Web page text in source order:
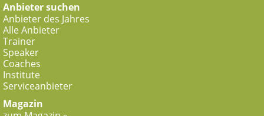
Anbieter suchen
Anbieter des Jahres
Alle Anbieter
Trainer
Speaker
Coaches
Institute
Serviceanbieter
Magazin